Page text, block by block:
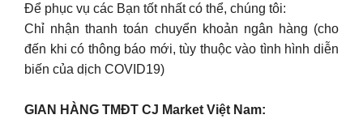
Để phục vụ các Bạn tốt nhất có thể, chúng tôi:
Chỉ nhận thanh toán chuyển khoản ngân hàng (cho
đến khi có thông báo mới, tùy thuộc vào tình hình diễn
biến của dịch COVID19)
GIAN HÀNG TMĐT CJ Market Việt Nam: